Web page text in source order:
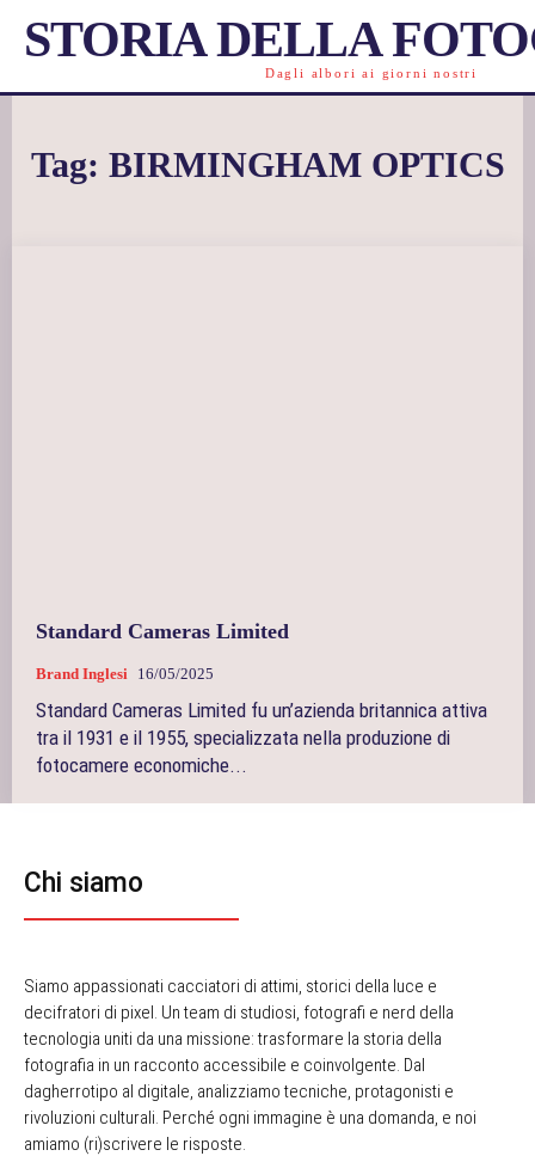
STORIA DELLA
Dagli albori ai giorni nostri
Tag: BIRMINGHAM OPTICS
Standard Cameras Limited
Brand Inglesi 16/05/2025
Standard Cameras Limited fu un’azienda britannica attiva
tra il 1931 e il 1955, specializzata nella produzione di
fotocamere economiche...
Chi siamo
Siamo appassionati cacciatori di attimi, storici della luce e
decifratori di pixel. Un team di studiosi, fotografi e nerd della
tecnologia uniti da una missione: trasformare la storia della
fotografia in un racconto accessibile e coinvolgente. Dal
dagherrotipo al digitale, analizziamo tecniche, protagonisti e
rivoluzioni culturali. Perché ogni immagine è una domanda, e noi
amiamo (ri)scrivere le risposte.